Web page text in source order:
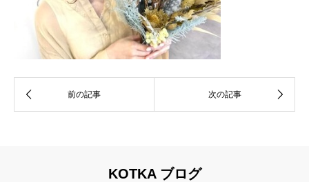
KOTKA ブログ